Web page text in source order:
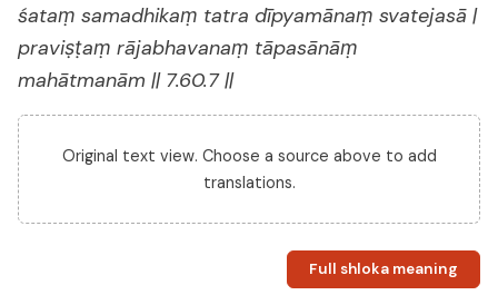
śataṃ samadhikaṃ tatra dīpyamānaṃ svatejasā |
praviṣṭaṃ rājabhavanaṃ tāpasānāṃ
mahātmanām || 7.60.7 ||
Original text view. Choose a source above to add
translations.
Full shloka meaning